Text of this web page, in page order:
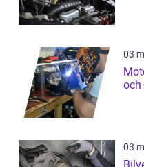
03
och
03